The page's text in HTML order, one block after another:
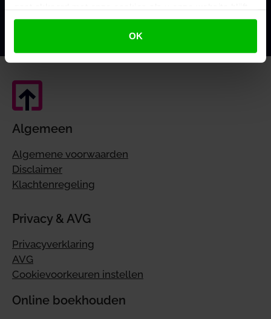
gebruiken.
OK
Mijn voordeel berekenen
Algemeen
Algemene voorwaarden
Disclaimer
Klachtenregeling
Privacy & AVG
Privacyverklaring
AVG
Cookievoorkeuren instellen
Online boekhouden